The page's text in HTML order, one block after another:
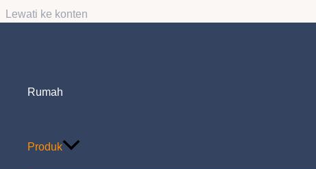
Lewati ke konten
Rumah
Produk